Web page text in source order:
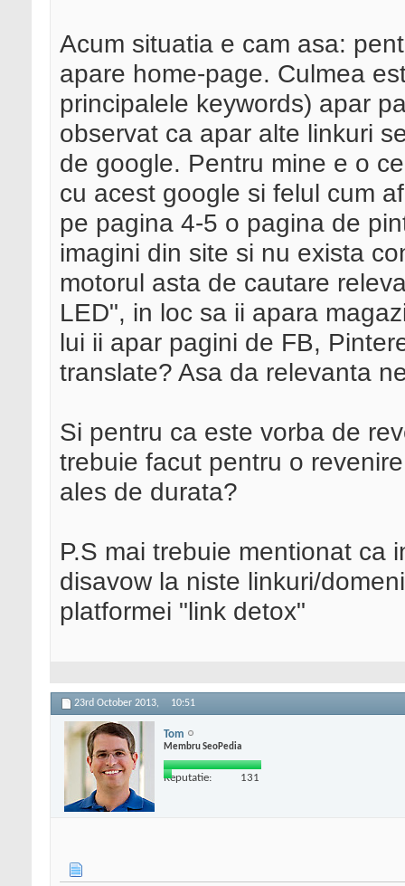
Acum situatia e cam asa:
apare home-page. Culmea
principalele keywords) apar
observat ca apar alte linkuri
de google. Pentru mine e o
cu acest google si felul cum
pe pagina 4-5 o pagina de
imagini din site si nu exista
motorul asta de cautare
LED", in loc sa ii apara
lui ii apar pagini de FB,
translate? Asa da relevanta
Si pentru ca este vorba de
trebuie facut pentru o
ales de durata?
P.S mai trebuie mentionat ca
disavow la niste linkuri/
platformei "link detox"
23rd October 2013, 10:51
Tom
Membru SeoPedia
Reputatie: 131